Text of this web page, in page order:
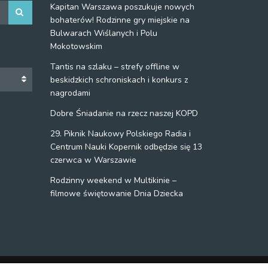
Kapitan Warszawa poszukuje nowych
bohaterów! Rodzinne gry miejskie na
Bulwarach Wiślanych i Polu
Mokotowskim
Tantis na szlaku – strefy offline w
beskidzkich schroniskach i konkurs z
nagrodami
Dobre Śniadanie na rzecz naszej KOPD
29. Piknik Naukowy Polskiego Radia i
Centrum Nauki Kopernik odbędzie się 13
czerwca w Warszawie
Rodzinny weekend w Multikinie –
filmowe świętowanie Dnia Dziecka